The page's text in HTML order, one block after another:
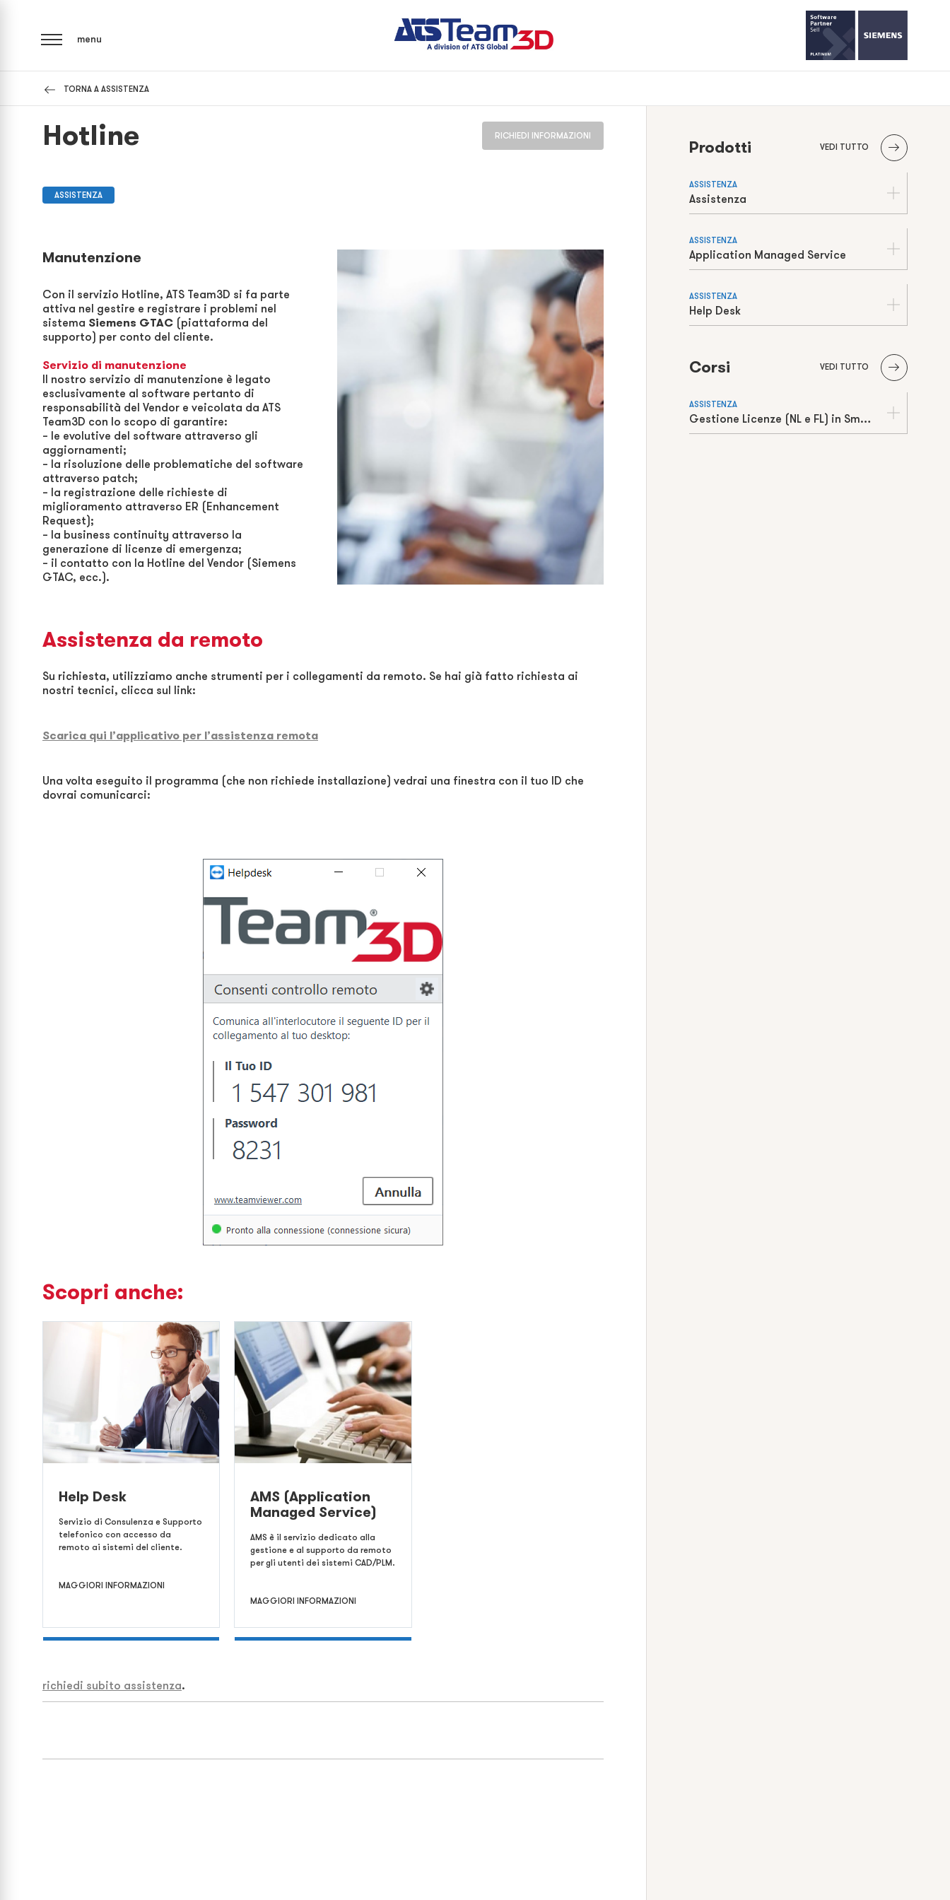
menu
TORNA A ASSISTENZA
Hotline RICHIEDI INFORMAZIONI
ASSISTENZA
Manutenzione
Con il servizio Hotline, ATS Team3D si fa parte
attiva nel gestire e registrare i problemi nel
sistema Siemens GTAC (piattaforma del
supporto) per conto del cliente.
Servizio di manutenzione
Il nostro servizio di manutenzione è legato
esclusivamente al software pertanto di
responsabilità del Vendor e veicolata da ATS
Team3D con lo scopo di garantire:
– le evolutive del software attraverso gli
aggiornamenti;
– la risoluzione delle problematiche del software
attraverso patch;
– la registrazione delle richieste di
miglioramento attraverso ER (Enhancement
Request);
– la business continuity attraverso la
generazione di licenze di emergenza;
– il contatto con la Hotline del Vendor (Siemens
GTAC, ecc.).
Assistenza da remoto
Su richiesta, utilizziamo anche strumenti per i collegamenti da remoto. Se hai già fatto richiesta ai
nostri tecnici, clicca sul link:
Scarica qui l’applicativo per l’assistenza remota
Una volta eseguito il programma (che non richiede installazione) vedrai una finestra con il tuo ID che
dovrai comunicarci:
Scopri anche:
Help Desk
Servizio di Consulenza e Supporto
telefonico con accesso da
remoto ai sistemi del cliente.
MAGGIORI INFORMAZIONI
AMS (Application
Managed Service)
AMS è il servizio dedicato alla
gestione e al supporto da remoto
per gli utenti dei sistemi CAD/PLM.
MAGGIORI INFORMAZIONI
richiedi subito assistenza.
Prodotti VEDI TUTTO
ASSISTENZA
Assistenza
ASSISTENZA
Application Managed Service
ASSISTENZA
Help Desk
Corsi VEDI TUTTO
ASSISTENZA
Gestione Licenze (NL e FL) in Smart Working TeamFIT